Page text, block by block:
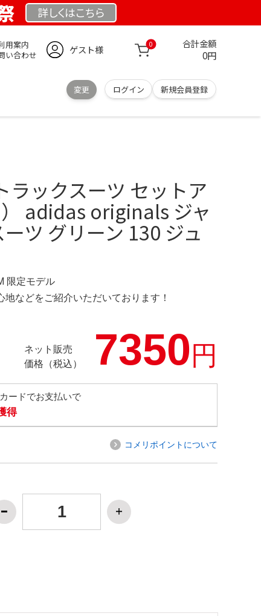
詳しくはこちら
用案内
い合わせ
ゲスト様 0 合計金額
0円
変更 ログイン 新規会員登録
ラックスーツ セットア
adidas originals ジャ
ツ グリーン 130 ジュ
限定モデル
などをご紹介いただいております！
ネット販売
価格（税込）
7350円
ードでお支払いで
得
コメリポイントについて